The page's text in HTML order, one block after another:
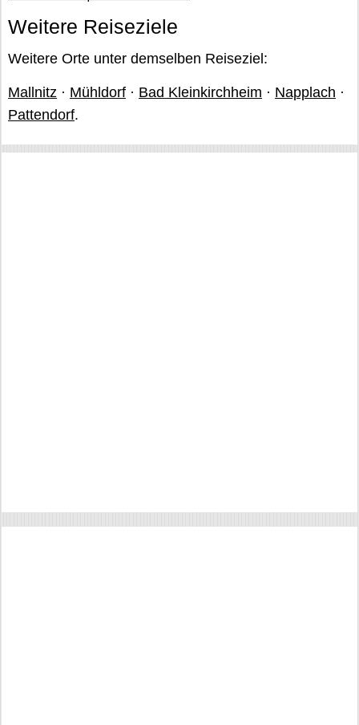
Weitere Reiseziele
Weitere Orte unter demselben Reiseziel:
Mallnitz · Mühldorf · Bad Kleinkirchheim · Napplach ·
Pattendorf.